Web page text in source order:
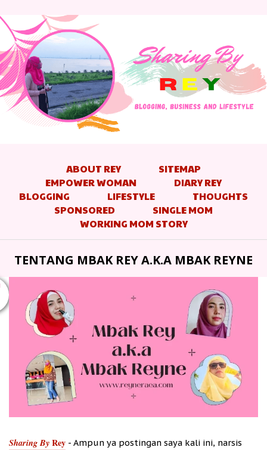
ABOUT REY
SITEMAP
EMPOWER WOMAN
DIARY REY
BLOGGING
LIFESTYLE
THOUGHTS
SPONSORED
SINGLE MOM
WORKING MOM STORY
TENTANG MBAK REY A.K.A MBAK REYNE
Sharing ByRey - Ampun ya postingan saya kali ini, narsis